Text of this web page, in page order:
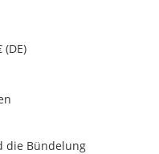
die Bündelung